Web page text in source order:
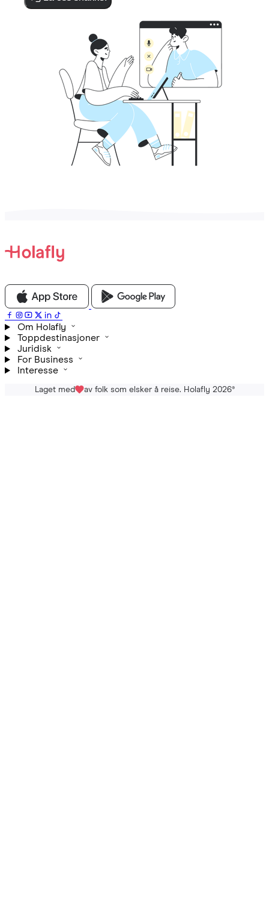
Om Holafly
Toppdestinasjoner
Juridisk
For Business
Interesse
Laget med av folk som elsker å reise. Holafly 2026®